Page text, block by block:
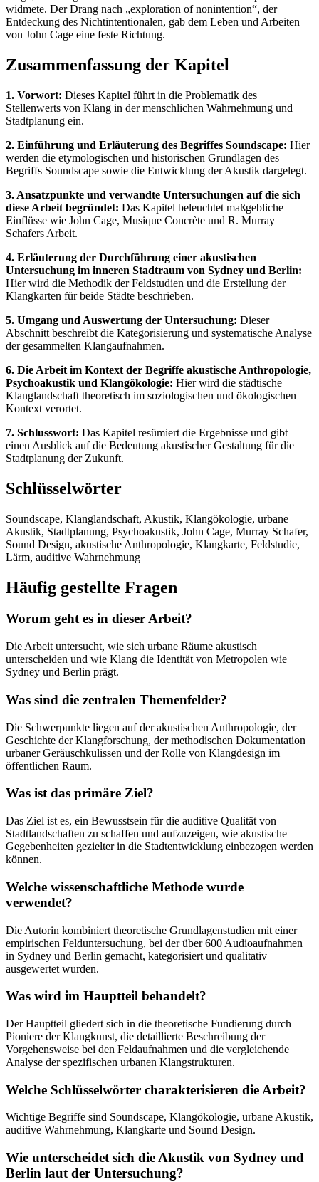
widmete. Der Drang nach „exploration of nonintention“, der
Entdeckung des Nichtintentionalen, gab dem Leben und Arbeiten
von John Cage eine feste Richtung.
Zusammenfassung der Kapitel
1. Vorwort: Dieses Kapitel führt in die Problematik des
Stellenwerts von Klang in der menschlichen Wahrnehmung und
Stadtplanung ein.
2. Einführung und Erläuterung des Begriffes Soundscape: Hier
werden die etymologischen und historischen Grundlagen des
Begriffs Soundscape sowie die Entwicklung der Akustik dargelegt.
3. Ansatzpunkte und verwandte Untersuchungen auf die sich
diese Arbeit begründet: Das Kapitel beleuchtet maßgebliche
Einflüsse wie John Cage, Musique Concrète und R. Murray
Schafers Arbeit.
4. Erläuterung der Durchführung einer akustischen
Untersuchung im inneren Stadtraum von Sydney und Berlin:
Hier wird die Methodik der Feldstudien und die Erstellung der
Klangkarten für beide Städte beschrieben.
5. Umgang und Auswertung der Untersuchung: Dieser
Abschnitt beschreibt die Kategorisierung und systematische Analyse
der gesammelten Klangaufnahmen.
6. Die Arbeit im Kontext der Begriffe akustische Anthropologie,
Psychoakustik und Klangökologie: Hier wird die städtische
Klanglandschaft theoretisch im soziologischen und ökologischen
Kontext verortet.
7. Schlusswort: Das Kapitel resümiert die Ergebnisse und gibt
einen Ausblick auf die Bedeutung akustischer Gestaltung für die
Stadtplanung der Zukunft.
Schlüsselwörter
Soundscape, Klanglandschaft, Akustik, Klangökologie, urbane
Akustik, Stadtplanung, Psychoakustik, John Cage, Murray Schafer,
Sound Design, akustische Anthropologie, Klangkarte, Feldstudie,
Lärm, auditive Wahrnehmung
Häufig gestellte Fragen
Worum geht es in dieser Arbeit?
Die Arbeit untersucht, wie sich urbane Räume akustisch
unterscheiden und wie Klang die Identität von Metropolen wie
Sydney und Berlin prägt.
Was sind die zentralen Themenfelder?
Die Schwerpunkte liegen auf der akustischen Anthropologie, der
Geschichte der Klangforschung, der methodischen Dokumentation
urbaner Geräuschkulissen und der Rolle von Klangdesign im
öffentlichen Raum.
Was ist das primäre Ziel?
Das Ziel ist es, ein Bewusstsein für die auditive Qualität von
Stadtlandschaften zu schaffen und aufzuzeigen, wie akustische
Gegebenheiten gezielter in die Stadtentwicklung einbezogen werden
können.
Welche wissenschaftliche Methode wurde
verwendet?
Die Autorin kombiniert theoretische Grundlagenstudien mit einer
empirischen Felduntersuchung, bei der über 600 Audioaufnahmen
in Sydney und Berlin gemacht, kategorisiert und qualitativ
ausgewertet wurden.
Was wird im Hauptteil behandelt?
Der Hauptteil gliedert sich in die theoretische Fundierung durch
Pioniere der Klangkunst, die detaillierte Beschreibung der
Vorgehensweise bei den Feldaufnahmen und die vergleichende
Analyse der spezifischen urbanen Klangstrukturen.
Welche Schlüsselwörter charakterisieren die Arbeit?
Wichtige Begriffe sind Soundscape, Klangökologie, urbane Akustik,
auditive Wahrnehmung, Klangkarte und Sound Design.
Wie unterscheidet sich die Akustik von Sydney und
Berlin laut der Untersuchung?